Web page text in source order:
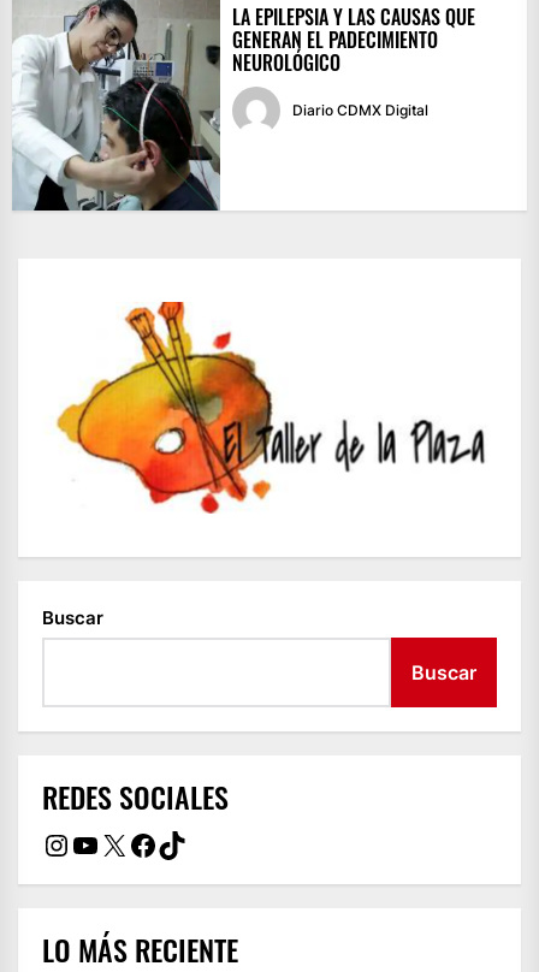
LA EPILEPSIA Y LAS CAUSAS QUE
GENERAN EL PADECIMIENTO
NEUROLÓGICO
Diario CDMX Digital
Buscar
Buscar
REDES SOCIALES
Instagram
YouTube
X Facebook
TikTok
LO MÁS RECIENTE